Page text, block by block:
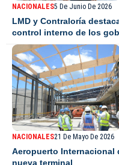
NACIONALES5 De Junio De 2026
LMD y Contraloría
control interno de los
NACIONALES21 De Mayo De 2026
Aeropuerto Internacional
nueva terminal